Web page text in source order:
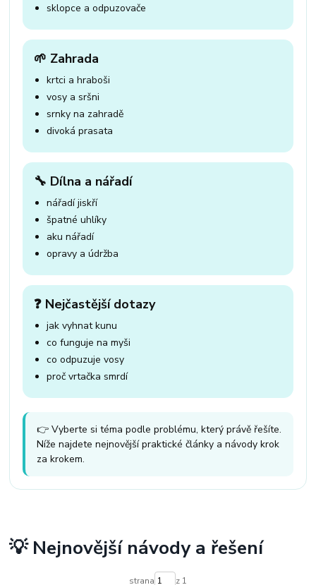
sklopce a odpuzovače
🌱 Zahrada
krtci a hraboši
vosy a sršni
srnky na zahradě
divoká prasata
🔧 Dílna a nářadí
nářadí jiskří
špatné uhlíky
aku nářadí
opravy a údržba
❓ Nejčastější dotazy
jak vyhnat kunu
co funguje na myši
co odpuzuje vosy
proč vrtačka smrdí
👉 Vyberte si téma podle problému, který právě řešíte.
Níže najdete nejnovější praktické články a návody krok
za krokem.
💡 Nejnovější návody a řešení
strana z 1